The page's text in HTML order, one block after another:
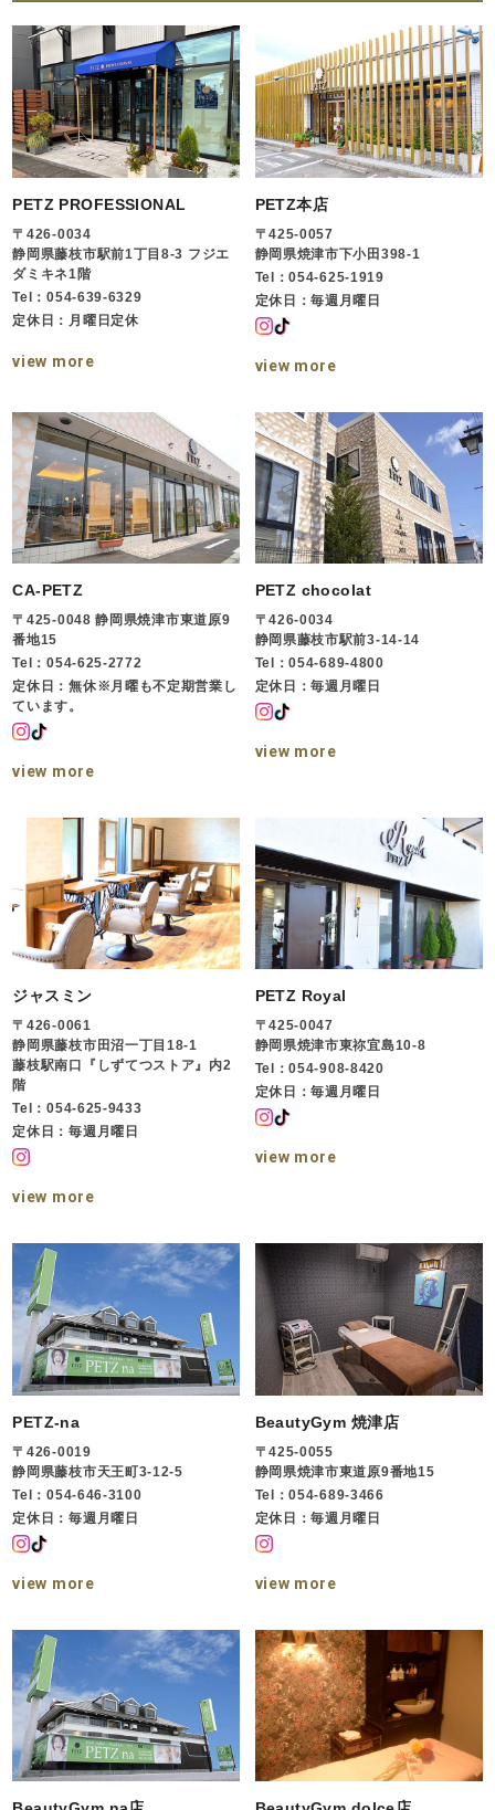
PETZ PROFESSIONAL
〒426-0034
静岡県藤枝市駅前1丁目8-3 フジエ
ダミキネ1階
Tel：054-639-6329
定休日：月曜日定休
view more
PETZ本店
〒425-0057
静岡県焼津市下小田398-1
Tel：054-625-1919
定休日：毎週月曜日
view more
CA-PETZ
〒425-0048 静岡県焼津市東道原9
番地15
Tel：054-625-2772
定休日：無休※月曜も不定期営業し
ています。
view more
PETZ chocolat
〒426-0034
静岡県藤枝市駅前3-14-14
Tel：054-689-4800
定休日：毎週月曜日
view more
ジャスミン
〒426-0061
静岡県藤枝市田沼一丁目18-1
藤枝駅南口『しずてつストア』内2
階
Tel：054-625-9433
定休日：毎週月曜日
view more
PETZ Royal
〒425-0047
静岡県焼津市東祢宜島10-8
Tel：054-908-8420
定休日：毎週月曜日
view more
PETZ-na
〒426-0019
静岡県藤枝市天王町3-12-5
Tel：054-646-3100
定休日：毎週月曜日
view more
BeautyGym 焼津店
〒425-0055
静岡県焼津市東道原9番地15
Tel：054-689-3466
定休日：毎週月曜日
view more